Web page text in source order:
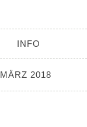
INFO
MÄRZ 2018